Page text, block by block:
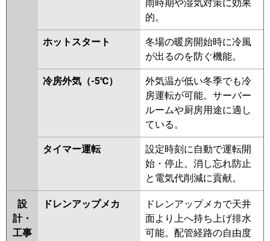
雨時期や湿気対策に効果
的。
ホットスタート
冬場の暖房開始時に冷風
が出るのを防ぐ機能。
冷房外気（-5℃）
外気温が低い冬季でも冷
房運転が可能。サーバー
ルームや厨房用途に適し
ている。
タイマー運転
設定時刻に自動で運転開
始・停止。消し忘れ防止
と電気代削減に貢献。
設
計・
工事
ドレンアップメカ
ドレンアップメカで天井
面より上へ持ち上げ排水
可能。配管経路の自由度